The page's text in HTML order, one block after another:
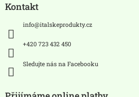
Kontakt
info@italskeprodukty.cz
+420 723 432 450
Sledujte nás na Facebooku